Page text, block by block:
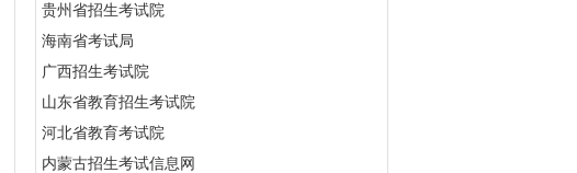
贵州省招生考试院
海南省考试局
广西招生考试院
山东省教育招生考试院
河北省教育考试院
内蒙古招生考试信息网